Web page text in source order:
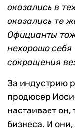
оказались в
оказались те
Официанты
нехорошо себя
сокращения
За индустрию
продюсер
настаивает он,
бизнеса. И